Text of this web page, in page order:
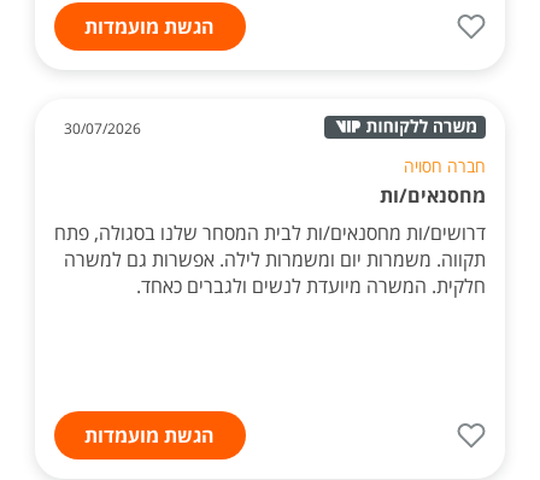
הגשת מועמדות
30/07/2026
חברה חסויה
מחסנאים/ות
דרושים/ות מחסנאים/ות לבית המסחר שלנו בסגולה, פתח
תקווה. משמרות יום ומשמרות לילה. אפשרות גם למשרה
חלקית. המשרה מיועדת לנשים ולגברים כאחד.
הגשת מועמדות